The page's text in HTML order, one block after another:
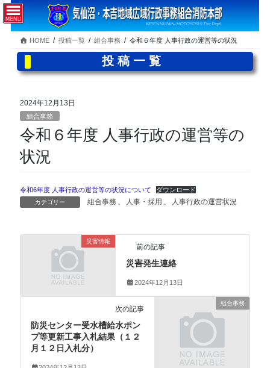
コ
ン
テ
ツ
へ
ナ
ビ
ゲ
シ
ョ
HOME 投稿一覧 組合事務 令和６年度 人事行政の運営等の状況
投稿一覧
2024年12月13日
組合事務
令和６年度 人事行政の運営等の
状況
令和6年度 人事行政の運営等の状況について ダウンロード
カテゴリー 組合事務 、 人事・採用 、 人事行政の運営状況
災害情報
前の記事
災害発生連絡
2024年12月13日
組合事務
次の記事
防災センター受水槽給水ポン
プ等更新工事入札結果（１２
月１２日入札分）